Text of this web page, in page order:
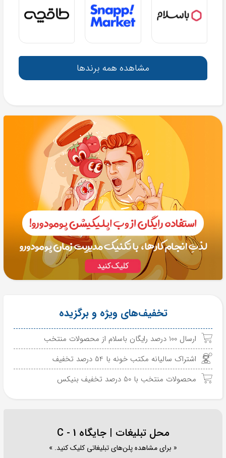
مشاهده همه برندها
تخفیف‌های ویژه و برگزیده
ارسال 100 درصد رایگان باسلام از محصولات منتخب
اشتراک سالیانه مکتب خونه با 54 درصد تخفیف
محصولات منتخب با 50 درصد تخفیف بنیکس
محل تبلیغات | جایگاه C - 1
« برای مشاهده پلن‌های تبلیغاتی کلیک کنید. »